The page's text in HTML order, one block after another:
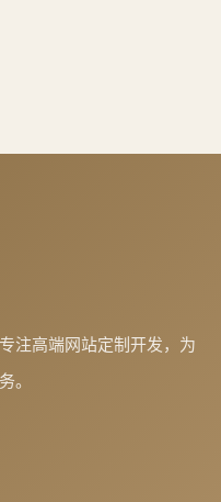
注高端网站定制开发，为
。